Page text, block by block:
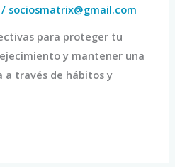
/ sociosmatrix@gmail.com
para proteger tu
y mantener una
a través de hábitos y